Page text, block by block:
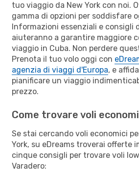
tuo viaggio da New York con noi.
gamma di opzioni per soddisfare
Informazioni essenziali e consigli
aiuteranno a garantire maggiore
viaggio in Cuba. Non perdere
Prenota il tuo volo oggi con
agenzia di viaggi d'Europa, e
pianificare un viaggio
prezzo.
Come trovare voli
Se stai cercando voli economici
York, su eDreams troverai offerte
cinque consigli per trovare voli
Varadero: